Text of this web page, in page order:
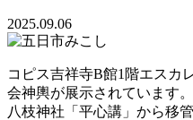
2025.09.06
コピス吉祥寺B館1階エスカ
会神輿が展示されています。
八枝神社「平心講」から移